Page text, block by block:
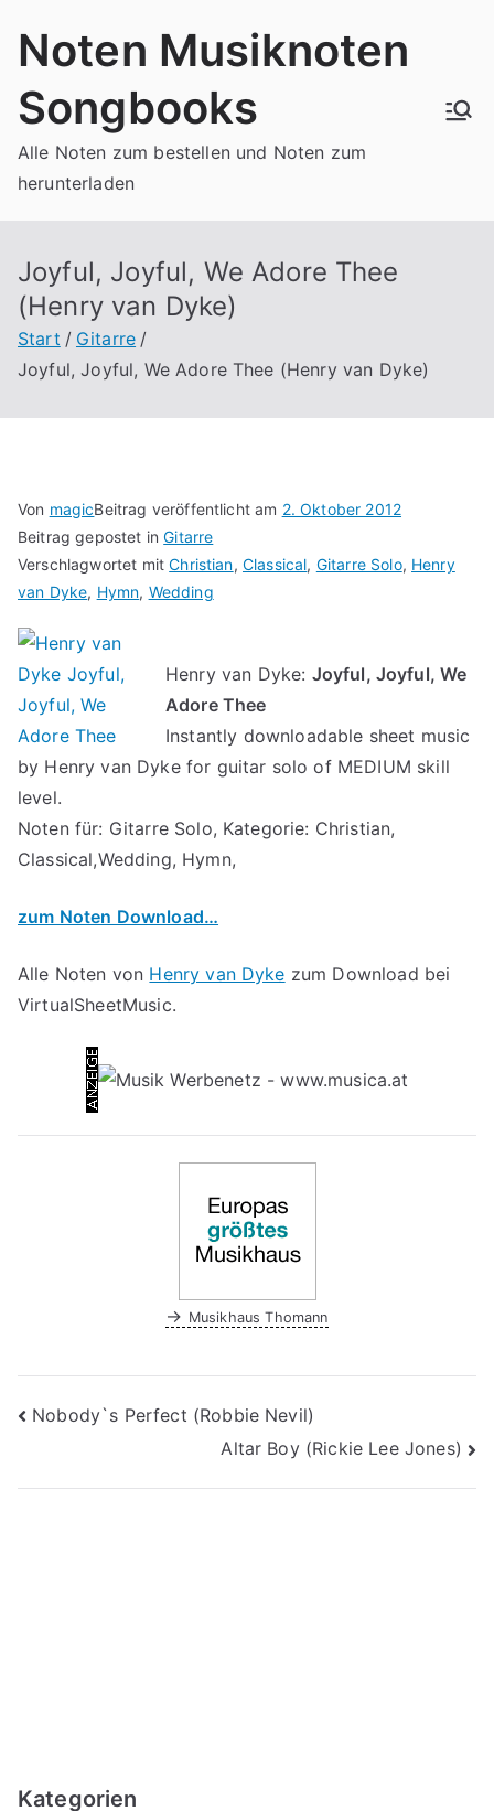
InhaltNoten Musiknoten
Songbooks
Alle Noten zum bestellen und Noten zum
herunterladen
Joyful, Joyful, We Adore Thee
(Henry van Dyke)
Start
Gitarre
Joyful, Joyful, We Adore Thee (Henry van Dyke)
Von magicBeitrag veröffentlicht am 2. Oktober 2012
Beitrag gepostet inGitarre
Verschlagwortet mitChristian, Classical, Gitarre Solo, Henry
van Dyke, Hymn, Wedding
Henry van Dyke: Joyful, Joyful, We
Adore Thee
Instantly downloadable sheet music
by Henry van Dyke for guitar solo of MEDIUM skill
level.
Noten für: Gitarre Solo, Kategorie: Christian,
Classical,Wedding, Hymn,
zum Noten Download…
Alle Noten von Henry van Dyke zum Download bei
VirtualSheetMusic.
→ Musikhaus Thomann
Beitragsnavigation
Nobody`s Perfect (Robbie Nevil)
Altar Boy (Rickie Lee Jones)
Kategorien